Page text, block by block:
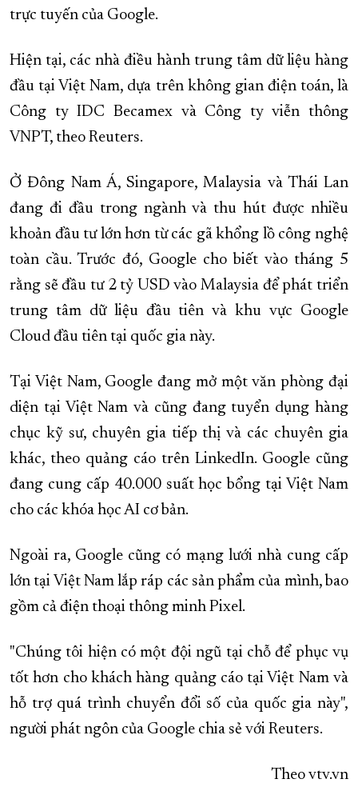
trực tuyến của Google.
Hiện tại, các nhà điều hành trung tâm dữ liệu hàng
đầu tại Việt Nam, dựa trên không gian điện toán, là
Công ty IDC Becamex và Công ty viễn thông
VNPT, theo Reuters.
Ở Đông Nam Á, Singapore, Malaysia và Thái Lan
đang đi đầu trong ngành và thu hút được nhiều
khoản đầu tư lớn hơn từ các gã khổng lồ công nghệ
toàn cầu. Trước đó, Google cho biết vào tháng 5
rằng sẽ đầu tư 2 tỷ USD vào Malaysia để phát triển
trung tâm dữ liệu đầu tiên và khu vực Google
Cloud đầu tiên tại quốc gia này.
Tại Việt Nam, Google đang mở một văn phòng đại
diện tại Việt Nam và cũng đang tuyển dụng hàng
chục kỹ sư, chuyên gia tiếp thị và các chuyên gia
khác, theo quảng cáo trên LinkedIn. Google cũng
đang cung cấp 40.000 suất học bổng tại Việt Nam
cho các khóa học AI cơ bản.
Ngoài ra, Google cũng có mạng lưới nhà cung cấp
lớn tại Việt Nam lắp ráp các sản phẩm của mình, bao
gồm cả điện thoại thông minh Pixel.
"Chúng tôi hiện có một đội ngũ tại chỗ để phục vụ
tốt hơn cho khách hàng quảng cáo tại Việt Nam và
hỗ trợ quá trình chuyển đổi số của quốc gia này",
người phát ngôn của Google chia sẻ với Reuters.
Theo vtv.vn